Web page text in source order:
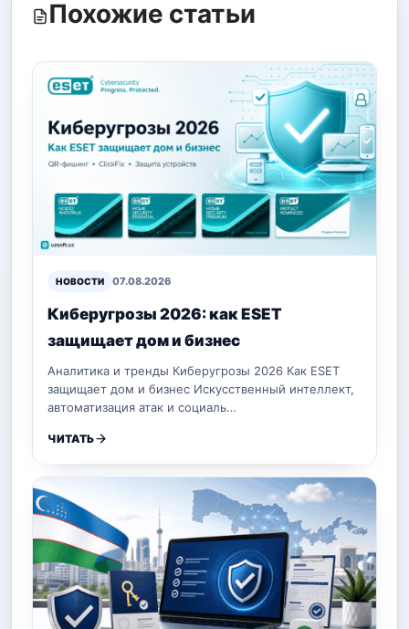
Похожие статьи
НОВОСТИ 07.08.2026
Киберугрозы 2026: как ESET
защищает дом и бизнес
Аналитика и тренды Киберугрозы 2026 Как ESET
защищает дом и бизнес Искусственный интеллект,
автоматизация атак и социаль…
ЧИТАТЬ